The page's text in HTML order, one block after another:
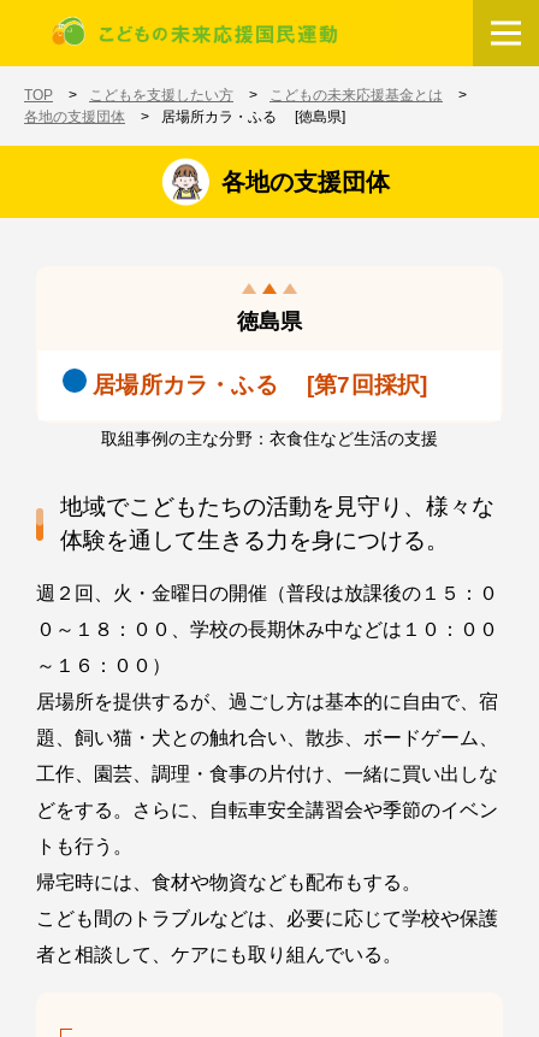
メインコンテンツに移動
TOP こどもを支援したい方
こどもの未来応援基金とは
各地の支援団体
居場所カラ・ふる [徳島県]
各地の支援団体
徳島県
居場所カラ・ふる [第7回採択]
取組事例の主な分野：衣食住など生活の支援
地域でこどもたちの活動を見守り、様々な
体験を通して生きる力を身につける。
週２回、火・金曜日の開催（普段は放課後の１５：０
０～１８：００、学校の長期休み中などは１０：００
～１６：００）
居場所を提供するが、過ごし方は基本的に自由で、宿
題、飼い猫・犬との触れ合い、散歩、ボードゲーム、
工作、園芸、調理・食事の片付け、一緒に買い出しな
どをする。さらに、自転車安全講習会や季節のイベン
トも行う。
帰宅時には、食材や物資なども配布もする。
こども間のトラブルなどは、必要に応じて学校や保護
者と相談して、ケアにも取り組んでいる。